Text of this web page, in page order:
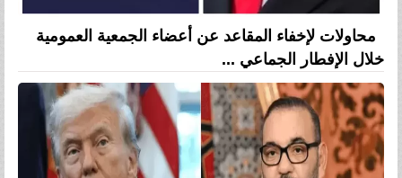
محاولات لإخفاء المقاعد عن أعضاء الجمعية العمومية
خلال الإفطار الجماعي ...